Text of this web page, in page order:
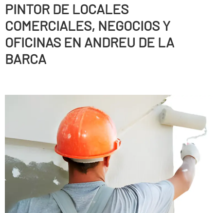
PINTOR DE LOCALES
COMERCIALES, NEGOCIOS Y
OFICINAS EN ANDREU DE LA
BARCA